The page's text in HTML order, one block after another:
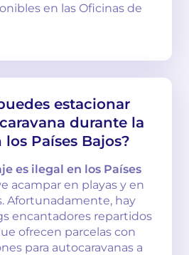
en las Oficinas de
estacionar
durante la
Países Bajos?
es ilegal en los Países
acampar en playas y en
Afortunadamente, hay
encantadores repartidos
ofrecen parcelas con
para autocaravanas a